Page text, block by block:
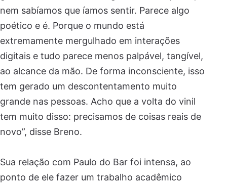
nem sabíamos que íamos sentir. Parece algo
poético e é. Porque o mundo está
extremamente mergulhado em interações
digitais e tudo parece menos palpável, tangível,
ao alcance da mão. De forma inconsciente, isso
tem gerado um descontentamento muito
grande nas pessoas. Acho que a volta do vinil
tem muito disso: precisamos de coisas reais de
novo”, disse Breno.
Sua relação com Paulo do Bar foi intensa, ao
ponto de ele fazer um trabalho acadêmico